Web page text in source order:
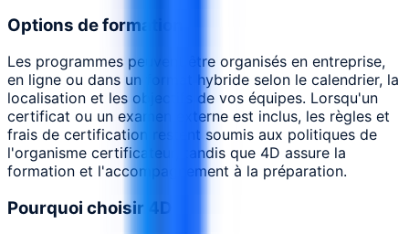
Options de formation
Les programmes peuvent être organisés en entreprise,
en ligne ou dans un format hybride selon le calendrier, la
localisation et les objectifs de vos équipes. Lorsqu'un
certificat ou un examen externe est inclus, les règles et
frais de certification restent soumis aux politiques de
l'organisme certificateur, tandis que 4D assure la
formation et l'accompagnement à la préparation.
Pourquoi choisir 4D